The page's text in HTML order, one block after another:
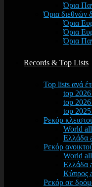
Όρια
Όρια διεθνών
Όρια
Όρια
Όρια
Records & Top Lists
Top lists ανά
top 2026
top 2026
top 2025
Ρεκόρ
World
Ελλάδα
Ρεκόρ
World
Ελλάδα
Κύπρος
Ρεκόρ σε